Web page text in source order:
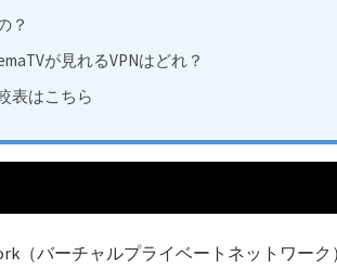
？
が見れるVPNはどれ？
表はこちら
（バーチャルプライベートネットワー